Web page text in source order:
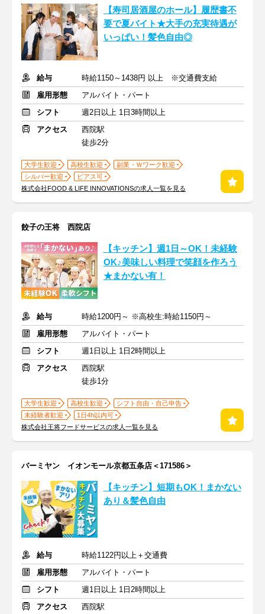
【寿司居酒屋のホール】履歴書不
要で夏バイト★大手の充実待遇が
いっぱい！髪色自由◎
給与
時給1150～1438円 以上 ※交通費支給
雇用形態
アルバイト・パート
シフト
週2日以上 1日3時間以上
アクセス
西院駅
徒歩2分
大学生歓迎 高校生歓迎
副業・Ｗワーク歓迎
シルバー歓迎
ピアス可
株式会社FOOD & LIFE INNOVATIONSの求人一覧を見る
餃子の王将 西院店
【キッチン】週1日～OK！未経験
OK♪美味しい料理で笑顔を作ろう
★まかない有！
給与
時給1200円～ ※高校生:時給1150円～
雇用形態
アルバイト・パート
シフト
週1日以上 1日2時間以上
アクセス
西院駅
徒歩1分
大学生歓迎 高校生歓迎
シフト自由・自己申告
未経験者歓迎
1日4h以内可
株式会社王将フードサービスの求人一覧を見る
バーミヤン イオンモール京都五条店＜171586＞
【キッチン】短期もOK！まかない
あり＆髪色自由
給与
時給1122円以上＋交通費
雇用形態
アルバイト・パート
シフト
週1日以上 1日2時間以上
アクセス
西院駅